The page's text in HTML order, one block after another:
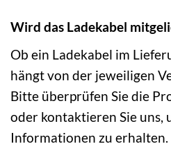
Wird das Ladekabel
Ob ein Ladekabel im
hängt von der jeweiligen
Bitte überprüfen Sie die
oder kontaktieren Sie uns,
Informationen zu erhalten.